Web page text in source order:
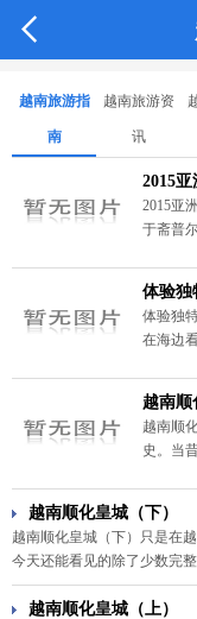

越南旅游指
南
越南旅游资
讯
2015亚
2015亚
于斋普
体验独
体验独
在海边
越南顺
越南顺
史。当
越南顺化皇城（下）
越南顺化皇城（下）只是在
今天还能看见的除了少数完
建，然而这是一道浩大的工
了皇城的荒凉之处。
越南顺化皇城（上）